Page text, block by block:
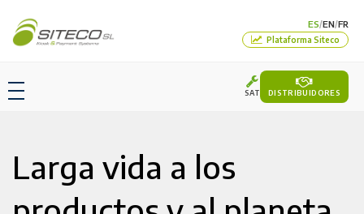
ES/EN/FR
Plataforma Siteco
SAT DISTRIBUIDORES
Larga vida a los